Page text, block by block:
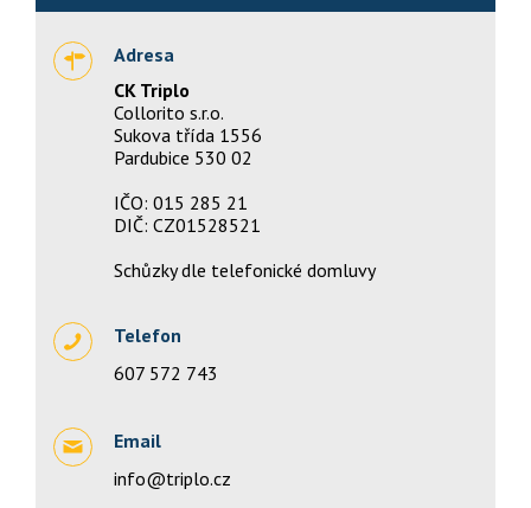
Adresa
CK Triplo
Collorito s.r.o.
Sukova třída 1556
Pardubice 530 02
IČO: 015 285 21
DIČ: CZ01528521
Schůzky dle telefonické domluvy
Telefon
607 572 743
Email
info@triplo.cz